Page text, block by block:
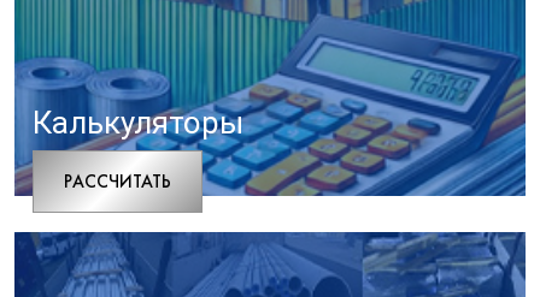
Калькуляторы
РАCСЧИТАТЬ